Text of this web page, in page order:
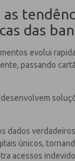
as
das
evolui
passando
dados
únicos,
acessos